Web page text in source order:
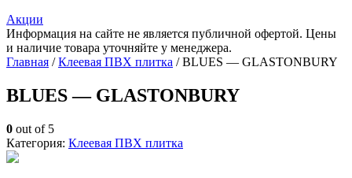
Акции
Информация на сайте не является публичной офертой. Цены
и наличие товара уточняйте у менеджера.
Главная /Клеевая ПВХ плитка / BLUES — GLASTONBURY
BLUES — GLASTONBURY
0 out of 5
Категория: Клеевая ПВХ плитка